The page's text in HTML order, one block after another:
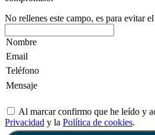
No rellenes este campo, es para evitar
Al marcar confirmo que he leído y
Privacidad y la Política de cookies.